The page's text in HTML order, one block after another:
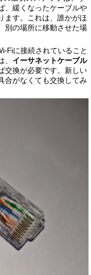
、緩くなったケーブルや
ます。これは、誰かがほ
別の場所に移動させた場
Fiに接続されていること
イーサネットケーブル
交換が必要です。新しい
合がなくても交換してみ